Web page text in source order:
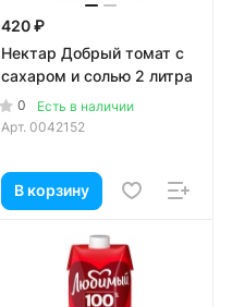
420 ₽
Нектар Добрый томат с
сахаром и солью 2 литра
0
Есть в наличии
Арт. 0042152
В корзину